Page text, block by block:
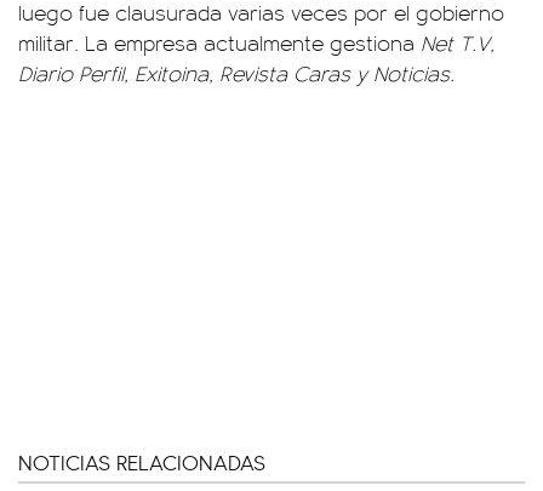
luego fue clausurada varias veces por el gobierno
militar. La empresa actualmente gestiona Net T.V,
Diario Perfil, Exitoina, Revista Caras y Noticias.
NOTICIAS RELACIONADAS